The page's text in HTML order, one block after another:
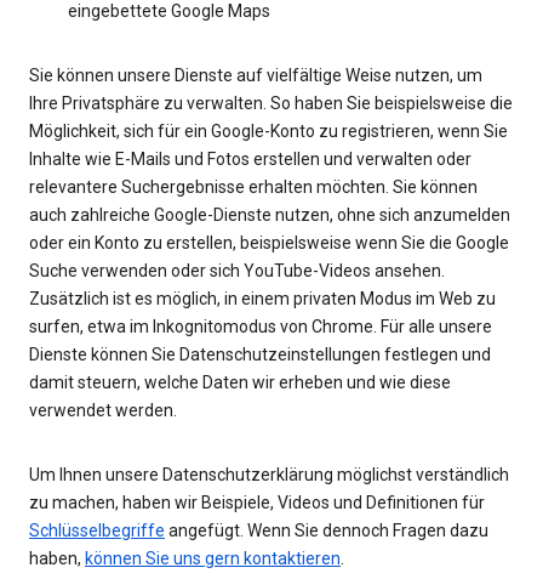
eingebettete Google Maps
Sie können unsere Dienste auf vielfältige Weise nutzen, um
Ihre Privatsphäre zu verwalten. So haben Sie beispielsweise die
Möglichkeit, sich für ein Google-Konto zu registrieren, wenn Sie
Inhalte wie E-Mails und Fotos erstellen und verwalten oder
relevantere Suchergebnisse erhalten möchten. Sie können
auch zahlreiche Google-Dienste nutzen, ohne sich anzumelden
oder ein Konto zu erstellen, beispielsweise wenn Sie die Google
Suche verwenden oder sich YouTube-Videos ansehen.
Zusätzlich ist es möglich, in einem privaten Modus im Web zu
surfen, etwa im Inkognitomodus von Chrome. Für alle unsere
Dienste können Sie Datenschutzeinstellungen festlegen und
damit steuern, welche Daten wir erheben und wie diese
verwendet werden.
Um Ihnen unsere Datenschutzerklärung möglichst verständlich
zu machen, haben wir Beispiele, Videos und Definitionen für
Schlüsselbegriffe angefügt. Wenn Sie dennoch Fragen dazu
haben, können Sie uns gern kontaktieren.